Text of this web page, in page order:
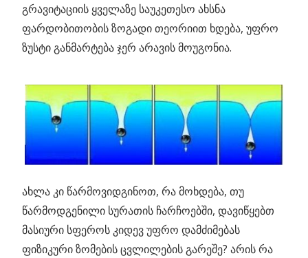
გრავიტაციის ყველაზე საუკეთესო ახსნა
ფარდობითობის ზოგადი თეორიით ხდება, უფრო
ზუსტი განმარტება ჯერ არავის მოუგონია.
ახლა კი წარმოვიდგინოთ, რა მოხდება, თუ
წარმოდგენილი სურათის ჩარჩოებში, დავიწყებთ
მასიური სფეროს კიდევ უფრო დამძიმებას
ფიზიკური ზომების ცვლილების გარეშე? არის რა